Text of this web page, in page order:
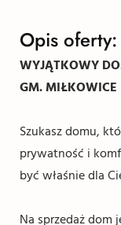
Opis oferty:
WYJĄTKOWY
GM. MIŁKOWICE
Szukasz domu,
prywatność i
być właśnie dla
Na sprzedaż dom